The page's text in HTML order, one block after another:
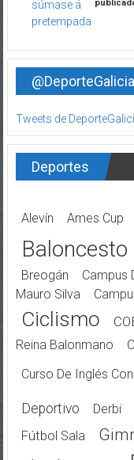
@DeporteGalicia
Tweets de
Deportes
Alevín Ames Cup
Baloncesto
Breogán
Campus
Mauro Silva
Ciclismo
Reina Balonmano
Curso De Inglés
Deportivo Derbi
Fútbol Sala